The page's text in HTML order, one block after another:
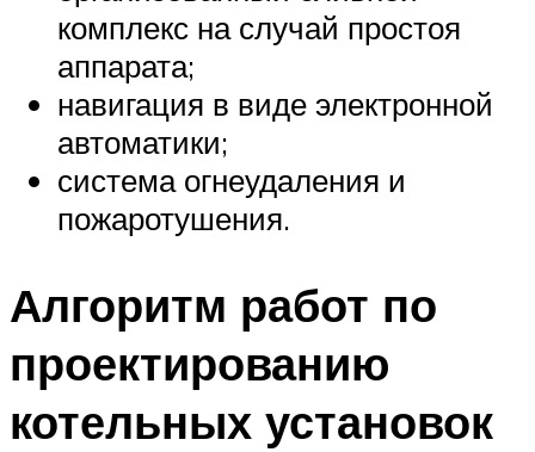
комплекс на случай простоя
аппарата;
навигация в виде электронной
автоматики;
система огнеудаления и
пожаротушения.
Алгоритм работ по
проектированию
котельных установок